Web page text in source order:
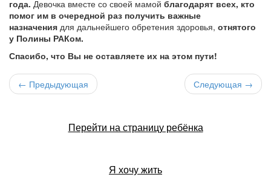
года. Девочка вместе со своей мамой благодарят всех, кто
помог им в очередной раз получить важные
назначения для дальнейшего обретения здоровья, отнятого
у Полины РАКом.
Спасибо, что Вы не оставляете их на этом пути!
← Предыдующая Следующая →
Перейти на страницу ребёнка
Я хочу жить